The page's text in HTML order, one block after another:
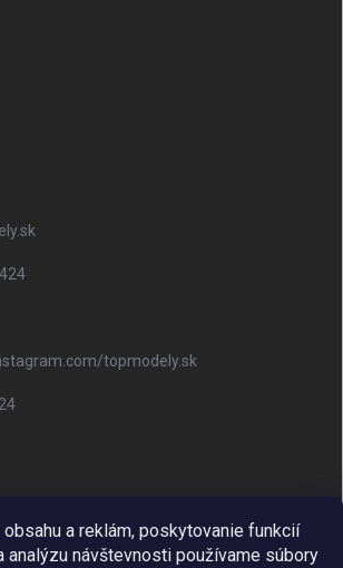
a reklám, poskytovanie funkcií
analýzu návštevnosti používame súbory
topmodely.sk